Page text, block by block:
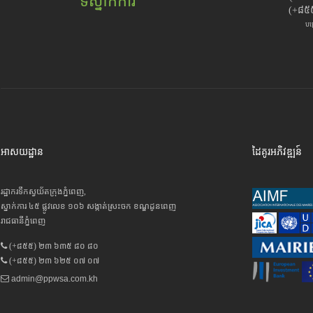
(+៨
ប
អាសយដ្ឋាន
រដ្ឋាករទឹកស្វយ័តក្រុងភ្នំពេញ,
ស្នាក់ការ ៤៥ ផ្លូវលេខ ១០៦ សង្កាត់ស្រះចក ខណ្ឌដូនពេញ
រាជធានីភ្នំពេញ
(+៨៥៥) ២៣ ៦៣៥ ៨០ ៨០
(+៨៥៥) ២៣ ៦២៥ ០៧ ០៧
admin@ppwsa.com.kh
ដៃគូរអភិវឌ្ឍន៍